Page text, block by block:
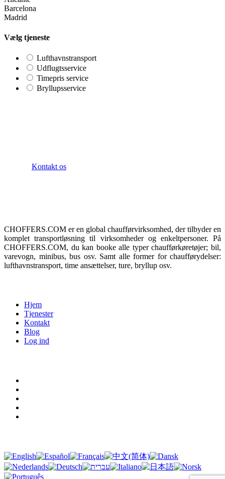
Barcelona
Madrid
Vælg tjeneste
Lufthavnstransport
Udflugtsservice
Timepris service
Bryllupsservice
Kontakt os
CHOFFERS.COM er en global chaufførvirksomhed, der tilbyder en
komplet transportløsning til virksomheder og enkeltpersoner. På
CHOFFERS.COM, du kan booke alle typer chaufførkøretøjer; bil,
varevogn, minibus, bus osv. Samt alle former for chaufførydelser:
lufthavnstransport, time ansættelser, ture, bryllup osv.
Hjem
Tjenester
Kontakt
Blog
Log ind